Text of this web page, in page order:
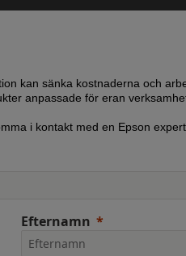
kan sänka kostnaderna och
anpassade för eran
i kontakt med en Epson
Efternamn